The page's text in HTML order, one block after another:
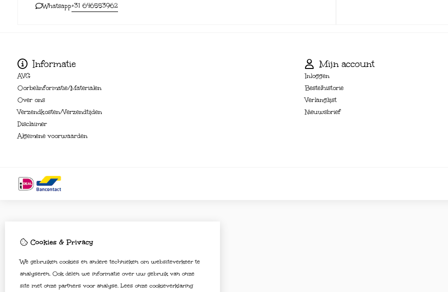
Whatsapp+31 646553962
Informatie
AVG
Oorbelinformatie/Materialen
Over ons
Verzendkosten/Verzendtijden
Disclaimer
Algemene voorwaarden
Mijn account
Inloggen
Bestelhistorie
Verlanglijst
Nieuwsbrief
Cookies & Privacy
We gebruiken cookies en andere technieken om websiteverkeer te
analyseren. Ook delen we informatie over uw gebruik van onze
site met onze partners voor analyse. Lees onze cookieverklaring